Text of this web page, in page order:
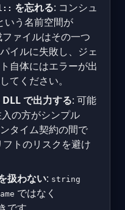
を忘れる: コンシュ
いう名前空間が
ァイルはその一つ
イルに失敗し、ジェ
自体にはエラーが出
てください。
で出力する: 可能
の方がシンプル
タイム契約の間で
トのリスクを避け
扱わない: string
ではなく